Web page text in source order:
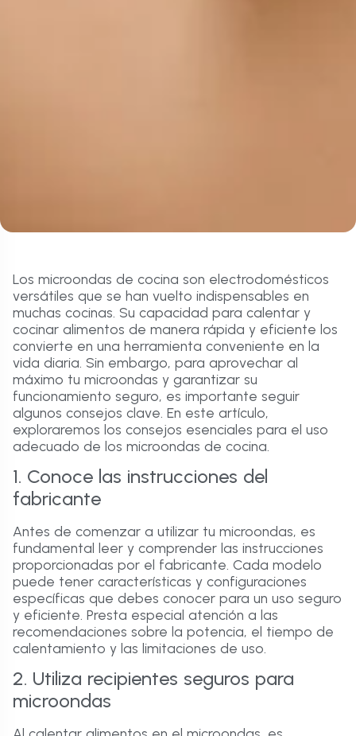
Los microondas de cocina son electrodomésticos
versátiles que se han vuelto indispensables en
muchas cocinas. Su capacidad para calentar y
cocinar alimentos de manera rápida y eficiente los
convierte en una herramienta conveniente en la
vida diaria. Sin embargo, para aprovechar al
máximo tu microondas y garantizar su
funcionamiento seguro, es importante seguir
algunos consejos clave. En este artículo,
exploraremos los consejos esenciales para el uso
adecuado de los microondas de cocina.
1. Conoce las instrucciones del
fabricante
Antes de comenzar a utilizar tu microondas, es
fundamental leer y comprender las instrucciones
proporcionadas por el fabricante. Cada modelo
puede tener características y configuraciones
específicas que debes conocer para un uso seguro
y eficiente. Presta especial atención a las
recomendaciones sobre la potencia, el tiempo de
calentamiento y las limitaciones de uso.
2. Utiliza recipientes seguros para
microondas